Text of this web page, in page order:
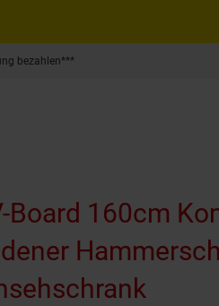
bezahlen***
Board 160cm